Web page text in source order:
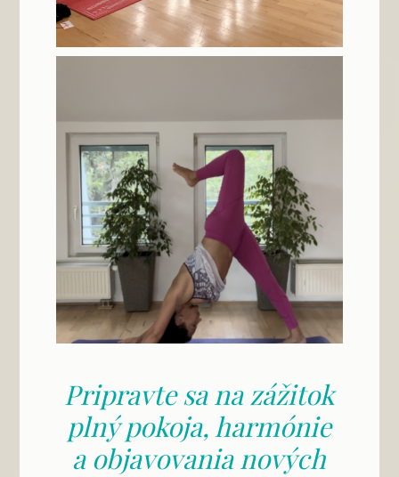
Pripravte sa na zážitok
plný pokoja, harmónie
a objavovania nových